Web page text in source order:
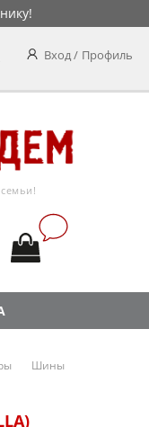
Вход Профиль
Шины